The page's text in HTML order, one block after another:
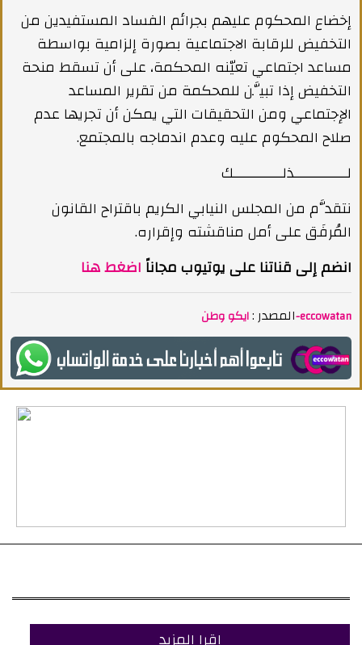
إخضاع المحكوم عليهم بجرائم الفساد المستفيدين من
التخفيض للرقابة الاجتماعية بصورة إلزامية بواسطة
مساعد اجتماعي تعيّنه المحكمة، على أن تسقط منحة
التخفيض إذا تبيَّن للمحكمة من تقرير المساعد
الإجتماعي ومن التحقيقات التي يمكن أن تجريها عدم
صلاح المحكوم عليه وعدم اندماجه بالمجتمع.
لـــــــــــــذلــــــــــــك
نتقدَّم من المجلس النيابي الكريم باقتراح القانون
المُرفَق على أمل مناقشته وإقراره.
انضم إلى قناتنا على يوتيوب مجاناً اضغط هنا
المصدر :ايكو وطن-eccowatan
إقرا المزيد